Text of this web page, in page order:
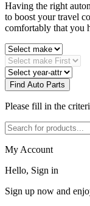
Having the right
to boost your travel
comfortably that you
Find Auto Parts
Please fill in the
My Account
Hello, Sign in
Sign up now and